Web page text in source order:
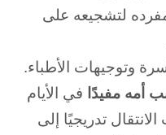
لتشجيعه على
وتوجيهات الأطباء.
أمه مفيدًا في الأيام
تدريجيًا إلى